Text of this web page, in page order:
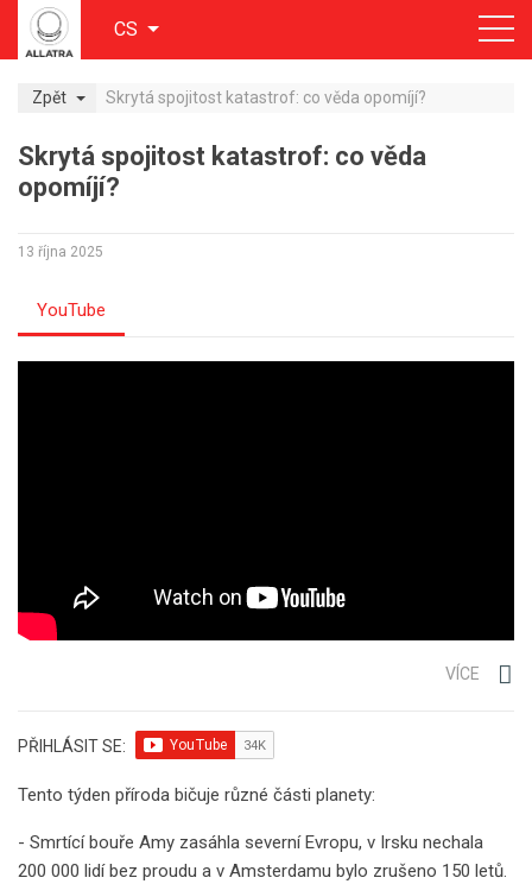
CS
Zpět Skrytá spojitost katastrof: co věda opomíjí?
Skrytá spojitost katastrof: co věda
opomíjí?
13 října 2025
YouTube
VÍCE
PŘIHLÁSIT SE:
Tento týden příroda bičuje různé části planety:
- Smrtící bouře Amy zasáhla severní Evropu, v Irsku nechala
200 000 lidí bez proudu a v Amsterdamu bylo zrušeno 150 letů.